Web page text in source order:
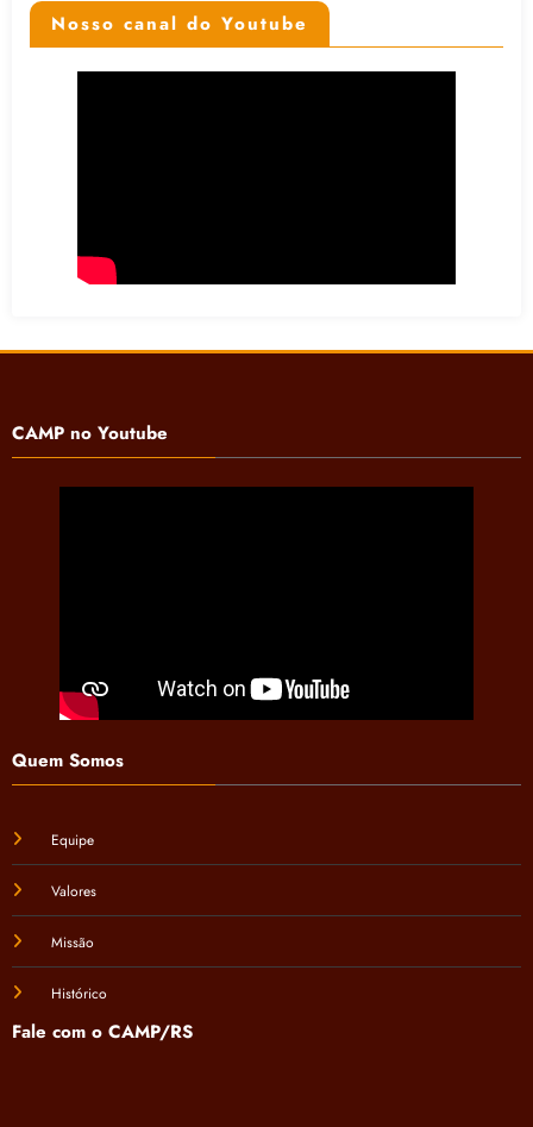
Nosso canal do Youtube
CAMP no Youtube
Quem Somos
Equipe
Valores
Missão
Histórico
Fale com o CAMP/RS